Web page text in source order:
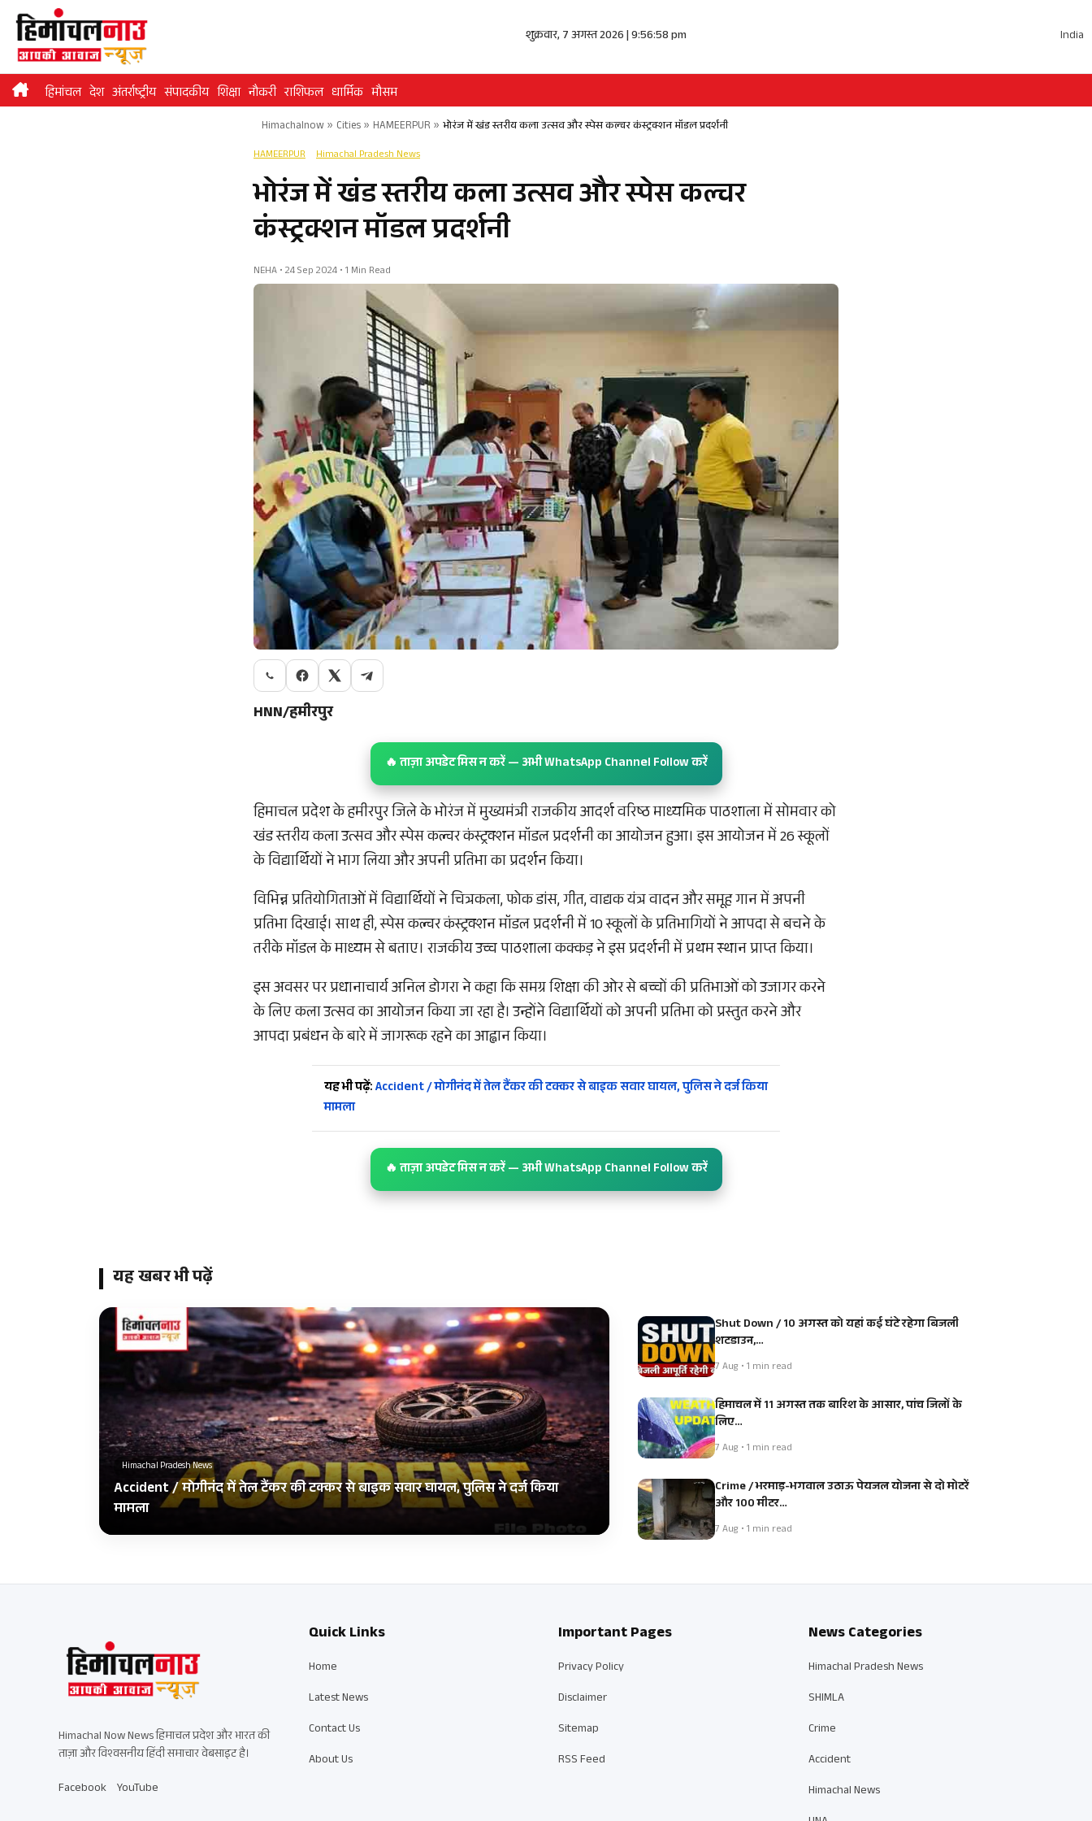
Skip
content
शुक्रवार, 7 अगस्त 2026 | 9:56:58 pm India
हिमांचल देश अंतर्राष्ट्रीय संपादकीय शिक्षा नौकरी राशिफल धार्मिक मौसम
Himachalnow» Cities» HAMEERPUR » भोरंज में खंड स्तरीय कला उत्सव और स्पेस कल्चर कंस्ट्रक्शन मॉडल प्रदर्शनी
HAMEERPUR Himachal Pradesh News
भोरंज में खंड स्तरीय कला उत्सव और स्पेस कल्चर
कंस्ट्रक्शन मॉडल प्रदर्शनी
NEHA • 24 Sep 2024 • 1 Min Read
HNN/हमीरपुर
🔥 ताज़ा अपडेट मिस न करें — अभी WhatsApp Channel Follow करें
हिमाचल प्रदेश के हमीरपुर जिले के भोरंज में मुख्यमंत्री राजकीय आदर्श वरिष्ठ माध्यमिक पाठशाला में सोमवार को
खंड स्तरीय कला उत्सव और स्पेस कल्चर कंस्ट्रक्शन मॉडल प्रदर्शनी का आयोजन हुआ। इस आयोजन में 26 स्कूलों
के विद्यार्थियों ने भाग लिया और अपनी प्रतिभा का प्रदर्शन किया।
विभिन्न प्रतियोगिताओं में विद्यार्थियों ने चित्रकला, फोक डांस, गीत, वाद्यक यंत्र वादन और समूह गान में अपनी
प्रतिभा दिखाई। साथ ही, स्पेस कल्चर कंस्ट्रक्शन मॉडल प्रदर्शनी में 10 स्कूलों के प्रतिभागियों ने आपदा से बचने के
तरीके मॉडल के माध्यम से बताए। राजकीय उच्च पाठशाला कक्कड़ ने इस प्रदर्शनी में प्रथम स्थान प्राप्त किया।
इस अवसर पर प्रधानाचार्य अनिल डोगरा ने कहा कि समग्र शिक्षा की ओर से बच्चों की प्रतिभाओं को उजागर करने
के लिए कला उत्सव का आयोजन किया जा रहा है। उन्होंने विद्यार्थियों को अपनी प्रतिभा को प्रस्तुत करने और
आपदा प्रबंधन के बारे में जागरूक रहने का आह्वान किया।
यह भी पढ़ें:Accident / मोगीनंद में तेल टैंकर की टक्कर से बाइक सवार घायल, पुलिस ने दर्ज किया
मामला
🔥 ताज़ा अपडेट मिस न करें — अभी WhatsApp Channel Follow करें
यह खबर भी पढ़ें
Himachal Pradesh News
Accident / मोगीनंद में तेल टैंकर की टक्कर से बाइक सवार घायल, पुलिस ने दर्ज किया
मामला
Shut Down / 10 अगस्त को यहां कई घंटे रहेगा बिजली
शटडाउन,…
7 Aug • 1 min read
हिमाचल में 11 अगस्त तक बारिश के आसार, पांच जिलों के
लिए…
7 Aug • 1 min read
Crime / भरमाड़-भगवाल उठाऊ पेयजल योजना से दो मोटरें
और 100 मीटर…
7 Aug • 1 min read
Himachal Now News हिमाचल प्रदेश और भारत की
ताज़ा और विश्वसनीय हिंदी समाचार वेबसाइट है।
Facebook YouTube
Quick Links
Home
Latest News
Contact Us
About Us
Important Pages
Privacy Policy
Disclaimer
Sitemap
RSS Feed
News Categories
Himachal Pradesh News
SHIMLA
Crime
Accident
Himachal News